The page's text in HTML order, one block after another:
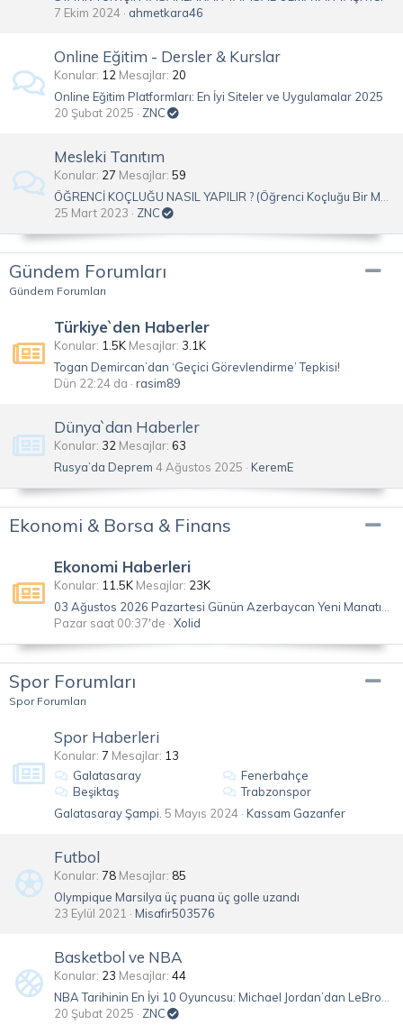
7 Ekim 2024
ahmetkara46
Online Eğitim - Dersler & Kurslar
Konular 12 Mesajlar 20
Online Eğitim Platformları: En İyi Siteler ve Uygulamalar 2025
20 Şubat 2025
ZNC
Mesleki Tanıtım
Konular 27 Mesajlar 59
25 Mart 2023
ZNC
Gündem Forumları
Gündem Forumları
Türkiye`den Haberler
Konular 1.5K Mesajlar 3.1K
Togan Demircan’dan ‘Geçici Görevlendirme’ Tepkisi!
Dün 22:24 da
rasim89
Dünya`dan Haberler
Konular 32 Mesajlar 63
Rusya’da Deprem 4 Ağustos 2025 KeremE
Ekonomi & Borsa & Finans
Ekonomi Haberleri
Konular 11.5K Mesajlar 23K
Pazar saat 00:37'de
Xolid
Spor Forumları
Spor Forumları
Spor Haberleri
Konular 7 Mesajlar 13
Galatasaray
Fenerbahçe
Beşiktaş
Trabzonspor
Galatasaray Şampi. 5 Mayıs 2024 Kassam Gazanfer
Futbol
Konular 78 Mesajlar 85
Olympique Marsilya üç puana üç golle uzandı
23 Eylül 2021
Misafir503576
Basketbol ve NBA
Konular 23 Mesajlar 44
20 Şubat 2025
ZNC